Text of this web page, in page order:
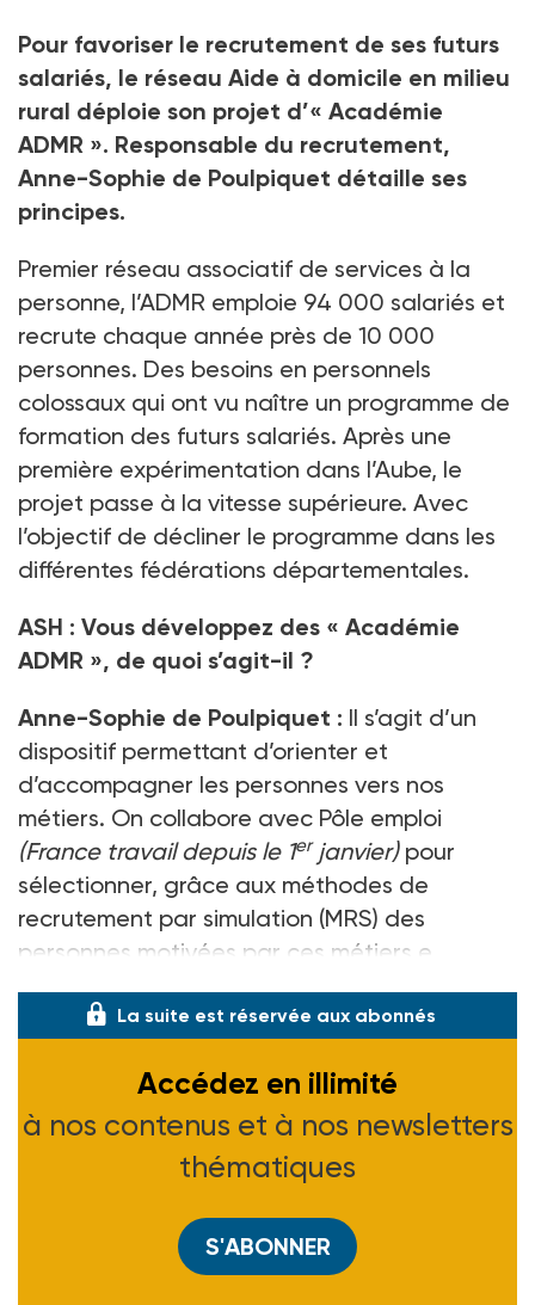
Pour favoriser le recrutement de ses futurs
salariés, le réseau Aide à domicile en milieu
rural déploie son projet d’« Académie
ADMR ». Responsable du recrutement,
Anne-Sophie de Poulpiquet détaille ses
principes.
Premier réseau associatif de services à la
personne, l’ADMR emploie 94 000 salariés et
recrute chaque année près de 10 000
personnes. Des besoins en personnels
colossaux qui ont vu naître un programme de
formation des futurs salariés. Après une
première expérimentation dans l’Aube, le
projet passe à la vitesse supérieure. Avec
l’objectif de décliner le programme dans les
différentes fédérations départementales.
ASH : Vous développez des « Académie
ADMR », de quoi s’agit-il ?
Anne-Sophie de Poulpiquet : Il s’agit d’un
dispositif permettant d’orienter et
d’accompagner les personnes vers nos
métiers. On collabore avec Pôle emploi
(France travail depuis le 1er janvier) pour
sélectionner, grâce aux méthodes de
recrutement par simulation (MRS) des
personnes motivées par ces métiers e
La suite est réservée aux abonnés
Accédez en illimité
à nos contenus et à nos newsletters
thématiques
S'ABONNER